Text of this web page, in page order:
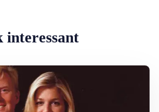
interessant
met één zin heel Nederland inpakte…